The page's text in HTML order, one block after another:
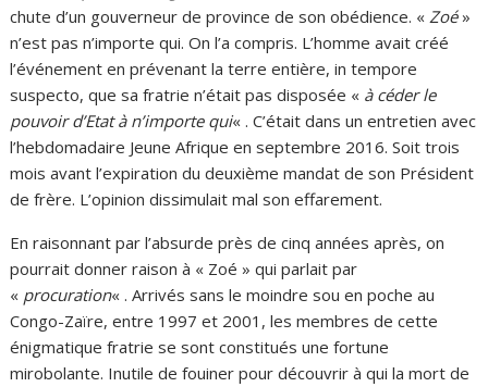
chute d’un gouverneur de province de son obédience. «Zoé»
n’est pas n’importe qui. On l’a compris. L’homme avait créé
l’événement en prévenant la terre entière, in tempore
suspecto, que sa fratrie n’était pas disposée « à céder le
pouvoir d’Etat à n’importe qui« . C’était dans un entretien avec
l’hebdomadaire Jeune Afrique en septembre 2016. Soit trois
mois avant l’expiration du deuxième mandat de son Président
de frère. L’opinion dissimulait mal son effarement.
En raisonnant par l’absurde près de cinq années après, on
pourrait donner raison à « Zoé » qui parlait par
« procuration« . Arrivés sans le moindre sou en poche au
Congo-Zaïre, entre 1997 et 2001, les membres de cette
énigmatique fratrie se sont constitués une fortune
mirobolante. Inutile de fouiner pour découvrir à qui la mort de